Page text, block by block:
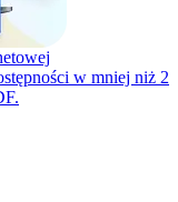
w mniej niż 2